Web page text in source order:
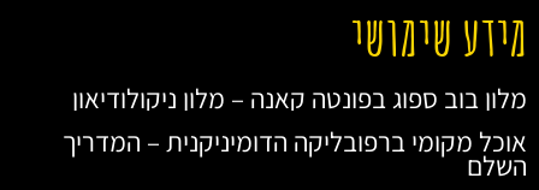
מידע שימושי
מלון בוב ספוג בפונטה קאנה – מלון ניקולודיאון
אוכל מקומי ברפובליקה הדומיניקנית – המדריך
השלם